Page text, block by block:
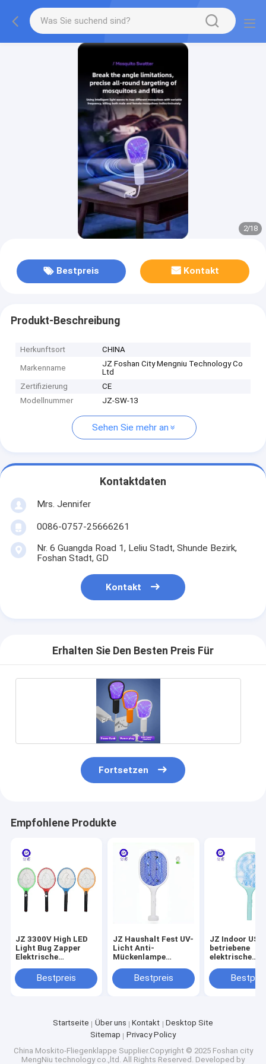
2/18
Bestpreis Kontakt
Produkt-Beschreibung
Herkunftsort CHINA
Markenname
JZ Foshan City Mengniu Technology Co
Ltd
Zertifizierung
CE
Modellnummer
JZ-SW-13
Sehen Sie mehr an
Kontaktdaten
Mrs. Jennifer
0086-0757-25666261
Nr. 6 Guangda Road 1, Leliu Stadt, Shunde Bezirk,
Foshan Stadt, GD
Kontakt
Erhalten Sie Den Besten Preis Für
Fortsetzen
Empfohlene Produkte
JZ 3300V High LED
Light Bug Zapper
Elektrische
Mückenschläger
Drei-Schicht-Gitter
Bestpreis
JZ Haushalt Fest UV-
Licht Anti-
Mückenlampe
Insektenvernichter
Leistungsstark USB-
Bestpreis
JZ Indoor
betriebene
elektrische
Kinder Anti-
Startseite Über uns Kontakt
Desktop Site
Sitemap
Privacy Policy
China Moskito-Fliegenklappe Supplier.Copyright © 2025 Foshan city
MengNiu technology co.,ltd. All Rights Reserved. Developed by